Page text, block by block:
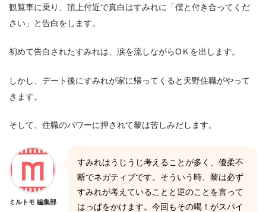
観覧車に乗り、頂上付近で真白はすみれに「僕と付き合ってくだ
さい」と告白をします。
初めて告白されたすみれは、涙を流しながらOＫを出します。
しかし、デート後にすみれが家に帰ってくると天野住職がやって
きます。
そして、住職のパワーに押されて黎は苦しみだします。
ミルトモ 編集部
すみれはうじうじ考えることが多く、優柔不
断でネガティブです。そういう時、黎は必ず
すみれが考えていることと逆のことを言って
はっぱをかけます。今回もその喝！がスパイ